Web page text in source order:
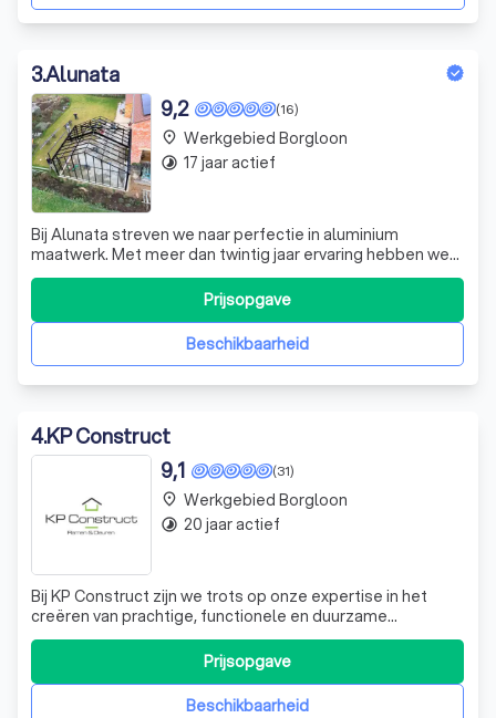
3.Alunata
(16)
9,2
Bij Alunata streven we naar perfectie in aluminium
maatwerk. Met meer dan twintig jaar ervaring hebben we
een breed scala aan prachtige projecten gerealiseerd,
van overkappingen, carports en screens tot unieke
veranda- en serreprojecten. We onderscheiden ons door
onze uitstekende kwaliteit. Geen uit
Beschikbaarheid
Prijsopgave
place Werkgebied Borgloon
timelapse 17 jaar actief
4.KP Construct
(31)
9,1
Bij KP Construct zijn we trots op onze expertise in het
creëren van prachtige, functionele en duurzame
woningen. We hebben een passie voor renovatie en
streven ernaar om elke woning die we aanpakken, te
transformeren tot een plek waar onze klanten trots op
kunnen zijn. Onze recente projecten omvatte
Beschikbaarheid
Prijsopgave
place Werkgebied Borgloon
timelapse 20 jaar actief